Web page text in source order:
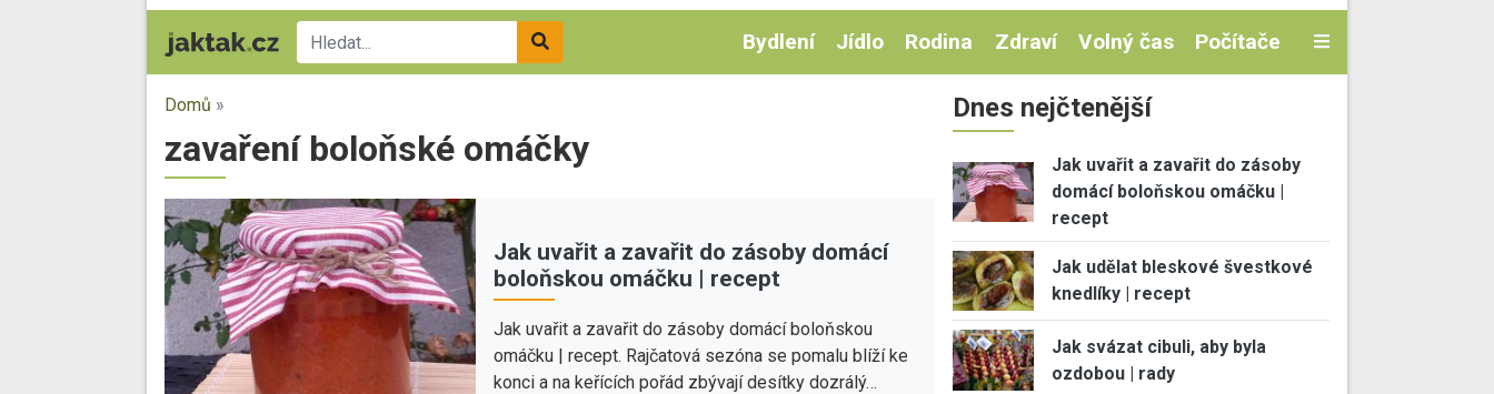
Bydlení Jídlo Rodina Zdraví Volný čas Počítače
Domů »
zavaření boloňské omáčky
Jak uvařit a zavařit do zásoby domácí
boloňskou omáčku | recept
Jak uvařit a zavařit do zásoby domácí boloňskou
omáčku | recept. Rajčatová sezóna se pomalu blíží ke
konci a na keřících pořád zbývají desítky dozrálý…
Dnes nejčtenější
Jak uvařit a zavařit do zásoby
domácí boloňskou omáčku |
recept
Jak udělat bleskové švestkové
knedlíky | recept
Jak svázat cibuli, aby byla
ozdobou | rady